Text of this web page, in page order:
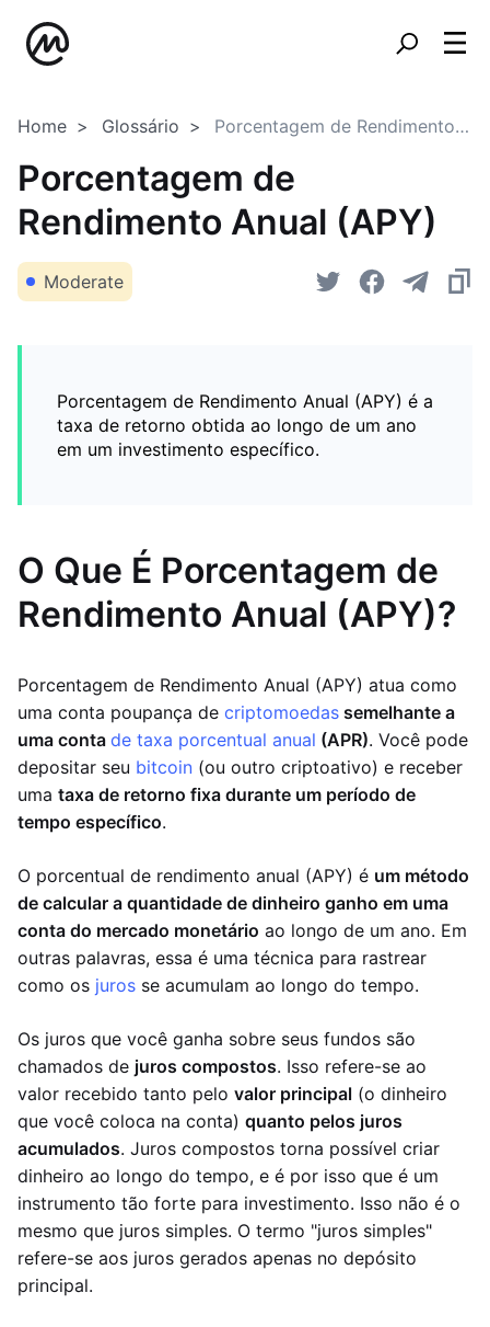
Home Glossário Porcentagem de Rendimento Anual (APY)
Porcentagem de
Rendimento Anual (APY)
Moderate
Porcentagem de Rendimento Anual (APY) é a
taxa de retorno obtida ao longo de um ano
em um investimento específico.
O Que É Porcentagem de
Rendimento Anual (APY)?
Porcentagem de Rendimento Anual (APY) atua como
uma conta poupança de criptomoedas semelhante a
uma conta de taxa porcentual anual (APR). Você pode
depositar seu bitcoin (ou outro criptoativo) e receber
uma taxa de retorno fixa durante um período de
tempo específico.
O porcentual de rendimento anual (APY) é um método
de calcular a quantidade de dinheiro ganho em uma
conta do mercado monetário ao longo de um ano. Em
outras palavras, essa é uma técnica para rastrear
como os juros se acumulam ao longo do tempo.
Os juros que você ganha sobre seus fundos são
chamados de juros compostos. Isso refere-se ao
valor recebido tanto pelo valor principal (o dinheiro
que você coloca na conta) quanto pelos juros
acumulados. Juros compostos torna possível criar
dinheiro ao longo do tempo, e é por isso que é um
instrumento tão forte para investimento. Isso não é o
mesmo que juros simples. O termo "juros simples"
refere-se aos juros gerados apenas no depósito
principal.